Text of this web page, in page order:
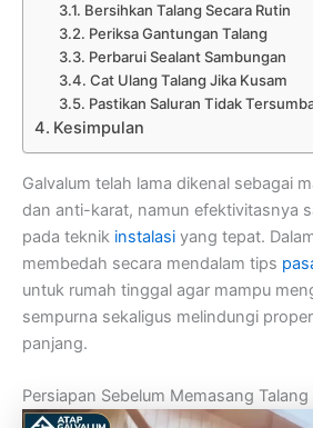
Bersihkan Talang Secara Rutin
Periksa Gantungan Talang
Perbarui Sealant Sambungan
Cat Ulang Talang Jika Kusam
Pastikan Saluran Tidak
Kesimpulan
Galvalum telah lama dikenal sebagai
dan anti-karat, namun efektivitasnya
pada teknik instalasi yang tepat.
membedah secara mendalam tips
untuk rumah tinggal agar mampu
sempurna sekaligus melindungi
panjang.
Persiapan Sebelum Memasang Talang